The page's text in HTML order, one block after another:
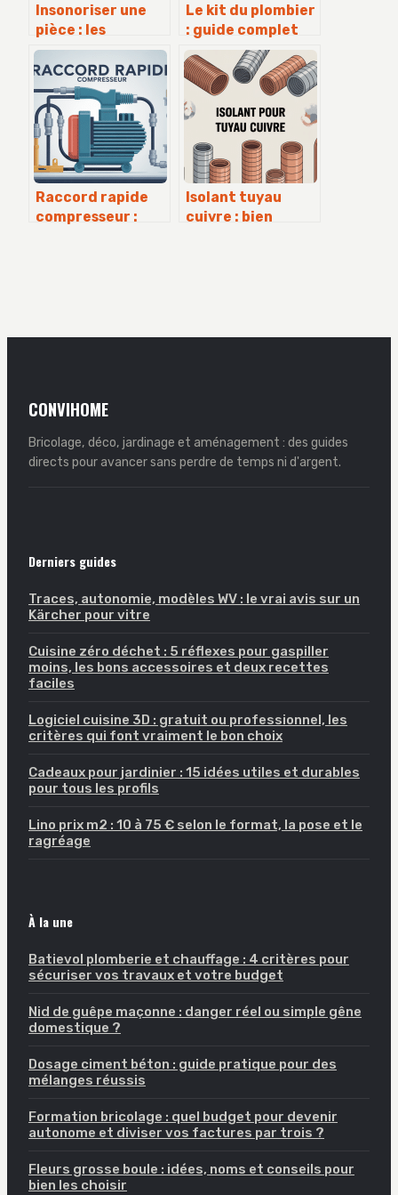
Insonoriser une
pièce : les
solutions
efficaces pour
vraiment réduire
le bruit
Le kit du plombier
: guide complet
pour bien choisir
et s’équiper
Raccord rapide
compresseur :
Isolant tuyau
cuivre : bien
CONVIHOME
Bricolage, déco, jardinage et aménagement : des guides
directs pour avancer sans perdre de temps ni d'argent.
Derniers guides
Traces, autonomie, modèles WV : le vrai avis sur un
Kärcher pour vitre
Cuisine zéro déchet : 5 réflexes pour gaspiller
moins, les bons accessoires et deux recettes
faciles
Logiciel cuisine 3D : gratuit ou professionnel, les
critères qui font vraiment le bon choix
Cadeaux pour jardinier : 15 idées utiles et durables
pour tous les profils
Lino prix m2 : 10 à 75 € selon le format, la pose et le
ragréage
À la une
Batievol plomberie et chauffage : 4 critères pour
sécuriser vos travaux et votre budget
Nid de guêpe maçonne : danger réel ou simple gêne
domestique ?
Dosage ciment béton : guide pratique pour des
mélanges réussis
Formation bricolage : quel budget pour devenir
autonome et diviser vos factures par trois ?
Fleurs grosse boule : idées, noms et conseils pour
bien les choisir